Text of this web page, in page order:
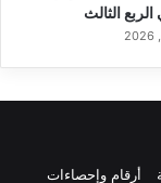
الثالث
أرقام وإحصاءات